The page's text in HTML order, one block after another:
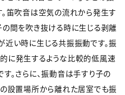
笛吹音は空気の流れから発生す
間を吹き抜ける時に生じる剥離
い時に生じる共振振動です。振
に発生するような比較的低風速
。さらに、振動音は手すり子の
設置場所から離れた居室でも振